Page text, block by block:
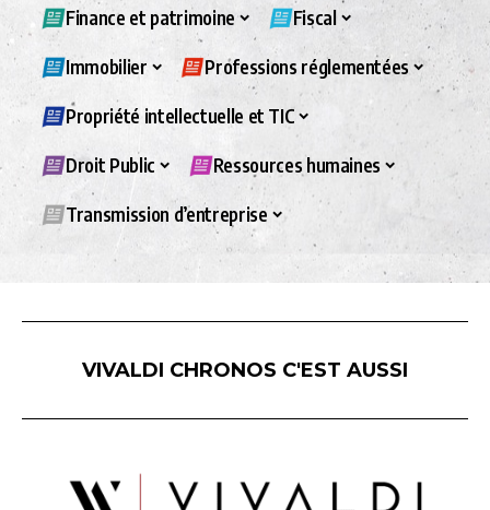
Finance et patrimoine Fiscal
Immobilier Professions réglementées
Propriété intellectuelle et TIC
Droit Public Ressources humaines
Transmission d’entreprise
VIVALDI CHRONOS C'EST AUSSI